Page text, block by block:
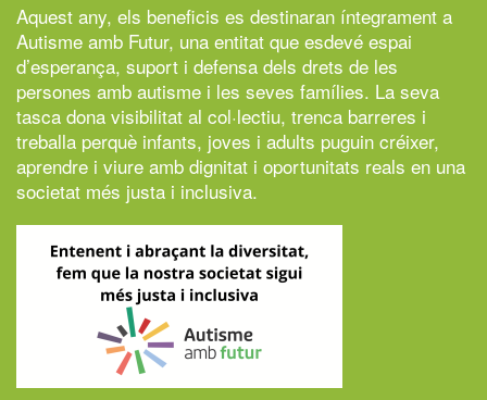
Aquest any, els beneficis es destinaran íntegrament a
Autisme amb Futur, una entitat que esdevé espai
d’esperança, suport i defensa dels drets de les
persones amb autisme i les seves famílies. La seva
tasca dona visibilitat al col·lectiu, trenca barreres i
treballa perquè infants, joves i adults puguin créixer,
aprendre i viure amb dignitat i oportunitats reals en una
societat més justa i inclusiva.